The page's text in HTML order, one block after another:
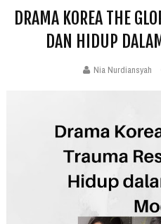
DRAMA KOREA THE
DAN HIDUP
Nia Nurdiansyah